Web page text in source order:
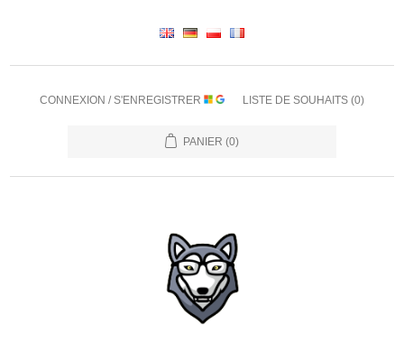
CONNEXION / S'ENREGISTRER LISTE DE SOUHAITS (0)
PANIER (0)